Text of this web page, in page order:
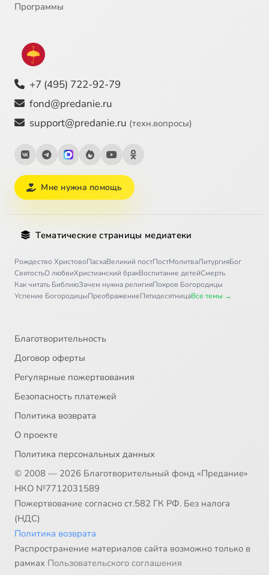
Программы
+7 (495) 722-92-79
fond@predanie.ru
support@predanie.ru (техн.вопросы)
Мне нужна помощь
Тематические страницы медиатеки
Рождество ХристовоПасхаВеликий постПостМолитваЛитургияБог
СвятостьО любвиХристианский бракВоспитание детейСмерть
Как читать БиблиюЗачем нужна религияПокров Богородицы
Успение БогородицыПреображениеПятидесятницаВсе темы →
Благотворительность
Договор оферты
Регулярные пожертвования
Безопасность платежей
Политика возврата
О проекте
Политика персональных данных
© 2008 — 2026 Благотворительный фонд «Предание»
НКО №7712031589
Пожертвование согласно ст.582 ГК РФ. Без налога
(НДС)
Политика возврата
Распространение материалов сайта возможно только в
рамках Пользовательского соглашения